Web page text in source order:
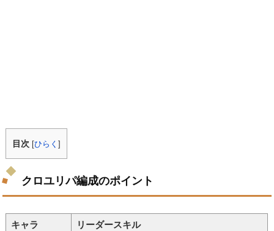
目次 [ひらく]
クロユリパ編成のポイント
キャラ リーダースキル